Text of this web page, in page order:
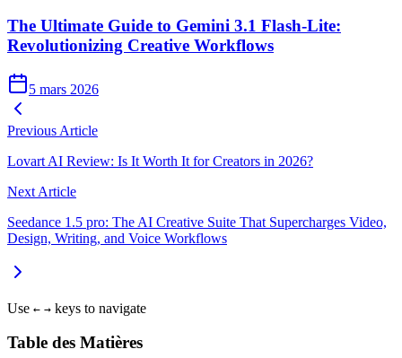
The Ultimate Guide to Gemini 3.1 Flash-Lite:
Revolutionizing Creative Workflows
5 mars 2026
Previous Article
Lovart AI Review: Is It Worth It for Creators in 2026?
Next Article
Seedance 1.5 pro: The AI Creative Suite That Supercharges Video,
Design, Writing, and Voice Workflows
Use ← → keys to navigate
Table des Matières